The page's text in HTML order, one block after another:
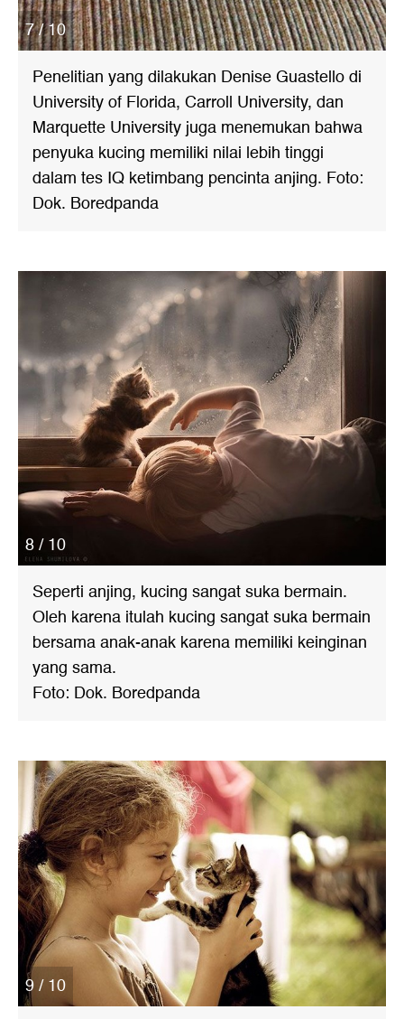
7 / 10
Penelitian yang dilakukan Denise Guastello di
University of Florida, Carroll University, dan
Marquette University juga menemukan bahwa
penyuka kucing memiliki nilai lebih tinggi
dalam tes IQ ketimbang pencinta anjing. Foto:
Dok. Boredpanda
8 / 10
Seperti anjing, kucing sangat suka bermain.
Oleh karena itulah kucing sangat suka bermain
bersama anak-anak karena memiliki keinginan
yang sama.
Foto: Dok. Boredpanda
9 / 10